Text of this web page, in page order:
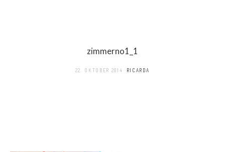
zimmerno1_1
22. OKTOBER 2014 RICARDA